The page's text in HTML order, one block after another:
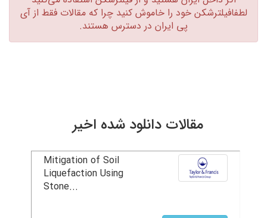
لطفافیلترشکن خود را خاموش کنید چرا که مقالات فقط از آی
پی ایران در دسترس هستند.‏
مقالات دانلود شده اخیر
Mitigation of Soil
Liquefaction Using
Stone...